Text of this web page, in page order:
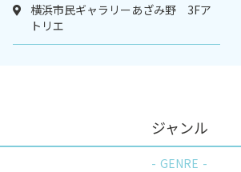
横浜市民ギャラリーあざみ野 3Fア
トリエ
ジャンル
GENRE